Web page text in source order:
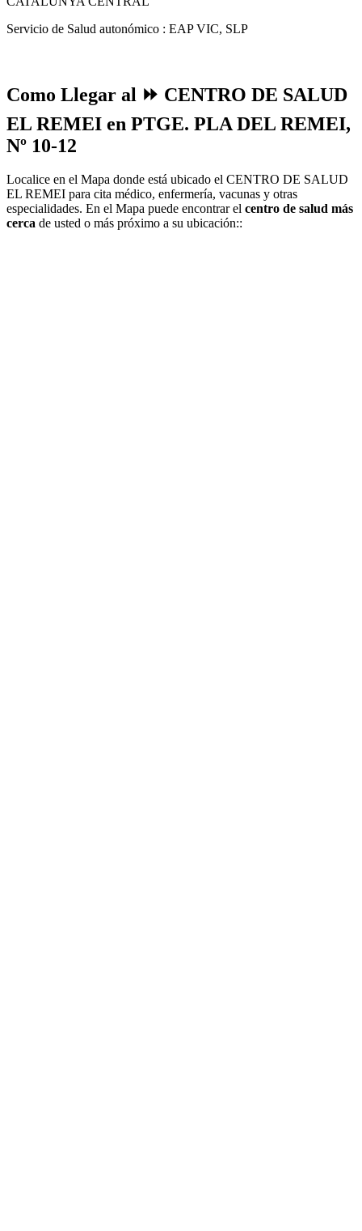
Servicio de Salud autonómico : EAP VIC, SLP
Como Llegar al ⏩ CENTRO DE SALUD
EL REMEI en PTGE. PLA DEL REMEI,
Nº 10-12
Localice en el Mapa donde está ubicado el CENTRO DE SALUD
EL REMEI para cita médico, enfermería, vacunas y otras
especialidades. En el Mapa puede encontrar el centro de salud más
cerca de usted o más próximo a su ubicación::